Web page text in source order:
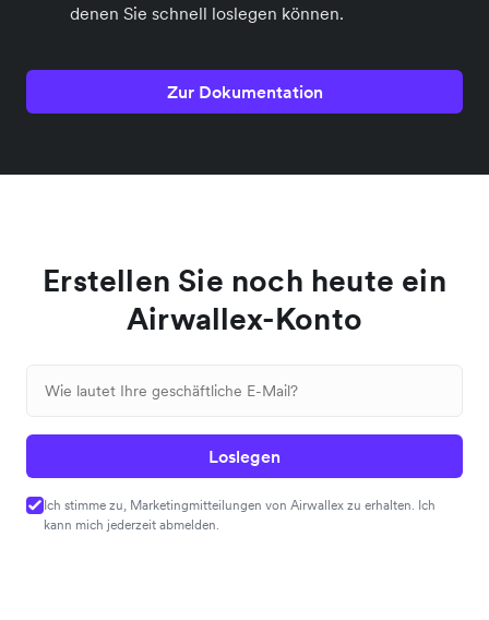
denen Sie schnell loslegen können.
Zur Dokumentation
Erstellen Sie noch heute ein
Airwallex-Konto
Loslegen
Ich stimme zu, Marketingmitteilungen von Airwallex zu erhalten. Ich
kann mich jederzeit abmelden.